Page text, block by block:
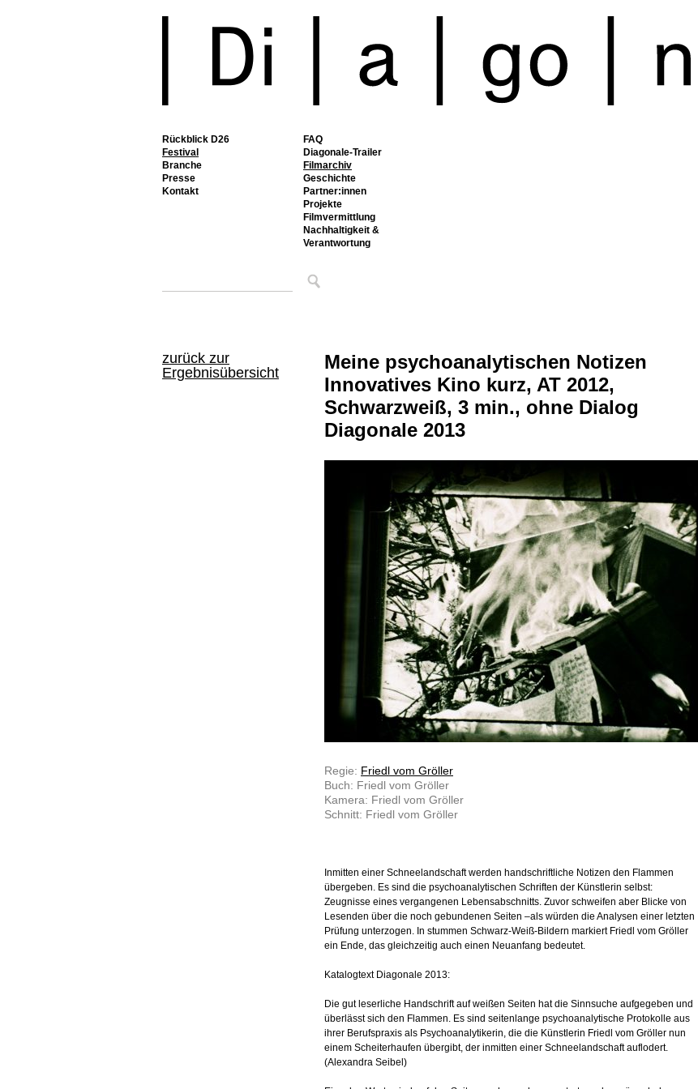
Rückblick D26
Festival
FAQ
Diagonale-Trailer
Filmarchiv
Geschichte
Partner:innen
Projekte
Filmvermittlung
Nachhaltigkeit &
Verantwortung
Branche
Presse
Kontakt
zurück zur
Ergebnisübersicht
Meine psychoanalytischen Notizen
Innovatives Kino kurz, AT 2012,
Schwarzweiß, 3 min., ohne Dialog
Diagonale 2013
Regie: Friedl vom Gröller
Buch: Friedl vom Gröller
Kamera: Friedl vom Gröller
Schnitt: Friedl vom Gröller
Inmitten einer Schneelandschaft werden handschriftliche Notizen den Flammen
übergeben. Es sind die psychoanalytischen Schriften der Künstlerin selbst:
Zeugnisse eines vergangenen Lebensabschnitts. Zuvor schweifen aber Blicke von
Lesenden über die noch gebundenen Seiten –als würden die Analysen einer letzten
Prüfung unterzogen. In stummen Schwarz-Weiß-Bildern markiert Friedl vom Gröller
ein Ende, das gleichzeitig auch einen Neuanfang bedeutet.
Katalogtext Diagonale 2013:
Die gut leserliche Handschrift auf weißen Seiten hat die Sinnsuche aufgegeben und
überlässt sich den Flammen. Es sind seitenlange psychoanalytische Protokolle aus
ihrer Berufspraxis als Psychoanalytikerin, die die Künstlerin Friedl vom Gröller nun
einem Scheiterhaufen übergibt, der inmitten einer Schneelandschaft auflodert.
(Alexandra Seibel)